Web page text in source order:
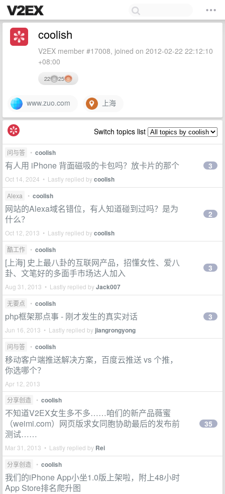
coolish
V2EX member #17008, joined on 2012-02-22 22:12:10
+08:00
22 25
www.zuo.com 上海
Switch topics list
问与答 • coolish
有人用 iPhone 背面磁吸的卡包吗？放卡片的那个
Oct 14, 2024 • Lastly replied bycoolish
3
Alexa • coolish
网站的Alexa域名错位，有人知道碰到过吗？是为
什么？
Oct 12, 2013 • Lastly replied bycoolish
2
酷工作 • coolish
[上海] 史上最八卦的互联网产品，招懂女性、爱八
卦、文笔好的多面手市场达人加入
Aug 31, 2013 • Lastly replied byJack007
3
无要点 • coolish
php框架那点事 - 刚才发生的真实对话
Jun 16, 2013 • Lastly replied by jiangrongyong
3
问与答 • coolish
移动客户端推送解决方案，百度云推送 vs 个推，
你选哪个？
Apr 12, 2013
分享创造
• coolish
不知道V2EX女生多不多……咱们的新产品薇蜜
（weimi.com）网页版求女同胞协助最后的发布前
测试……
Mar 31, 2013 • Lastly replied by Rei
35
分享创造 • coolish
我们的iPhone App小坐1.0版上架啦，附上48小时
App Store排名爬升图